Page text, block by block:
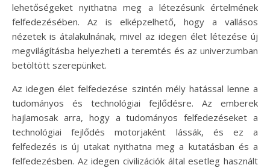
lehetőségeket nyithatna meg a létezésünk értelmének
felfedezésében. Az is elképzelhető, hogy a vallásos
nézetek is átalakulnának, mivel az idegen élet létezése új
megvilágításba helyezheti a teremtés és az univerzumban
betöltött szerepünket.
Az idegen élet felfedezése szintén mély hatással lenne a
tudományos és technológiai fejlődésre. Az emberek
hajlamosak arra, hogy a tudományos felfedezéseket a
technológiai fejlődés motorjaként lássák, és ez a
felfedezés is új utakat nyithatna meg a kutatásban és a
felfedezésben. Az idegen civilizációk által esetleg használt